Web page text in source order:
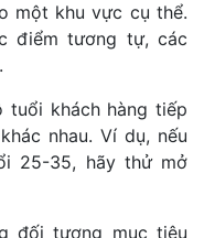
một khu vực cụ thể.
điểm tương tự, các
tuổi khách hàng tiếp
nhau. Ví dụ, nếu
25-35, hãy thử mở
đối tượng mục tiêu